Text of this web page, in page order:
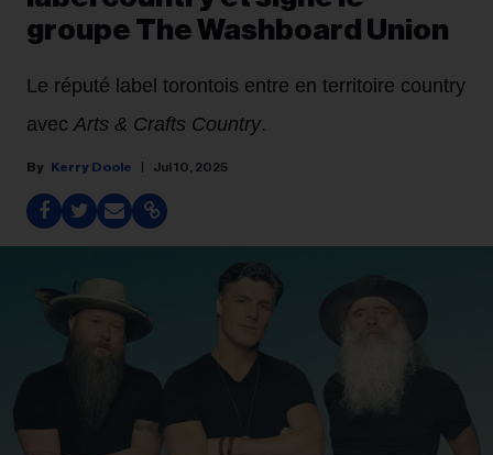
groupe The Washboard Union
Le réputé label torontois entre en territoire country
avecArts & Crafts Country.
Kerry Doole Jul 10, 2025